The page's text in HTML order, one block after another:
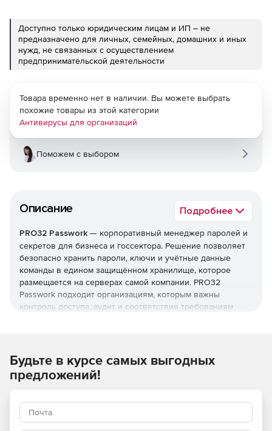
Доступно только юридическим лицам и ИП – не
предназначено для личных, семейных, домашних и иных
нужд, не связанных с осуществлением
предпринимательской деятельности
Описание Подробнее
PRO32 Passwork — корпоративный менеджер паролей и
секретов для бизнеса и госсектора. Решение позволяет
безопасно хранить пароли, ключи и учётные данные
команды в едином защищённом хранилище, которое
размещается на серверах самой компании. PRO32
Passwork подходит организациям, которым важны
контроль доступа, аудит и соответствие требованиям
Безопасность
(zero-trust), с алгоритмами ГОСТ или AES-256, хранение
данных внутри компании и аудит с оповещениями о
Товара временно нет в наличии. Вы можете выбрать
похожие товары из этой категории
Антивирусы для организаций
Поможем с выбором
Будьте в курсе самых выгодных
предложений!